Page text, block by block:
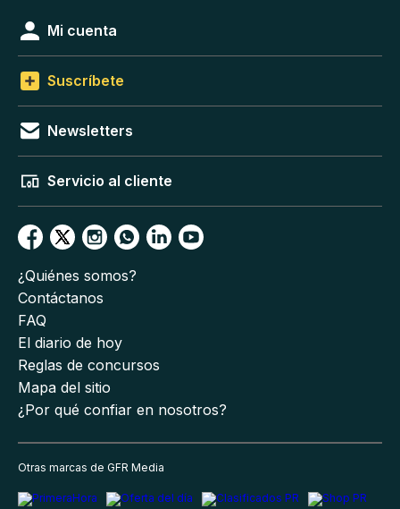
Mi cuenta
Suscríbete
Newsletters
Servicio al cliente
¿Quiénes somos?
Contáctanos
FAQ
El diario de hoy
Reglas de concursos
Mapa del sitio
¿Por qué confiar en nosotros?
Otras marcas de GFR Media